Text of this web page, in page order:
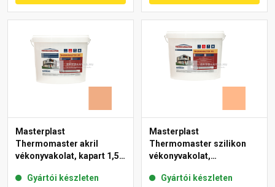
Masterplast
Thermomaster akril
vékonyvakolat, kapart 1,5
Gyártói készleten
Masterplast
Thermomaster szilikon
vékonyvakolat,
10-C 25 kg
Gyártói készleten